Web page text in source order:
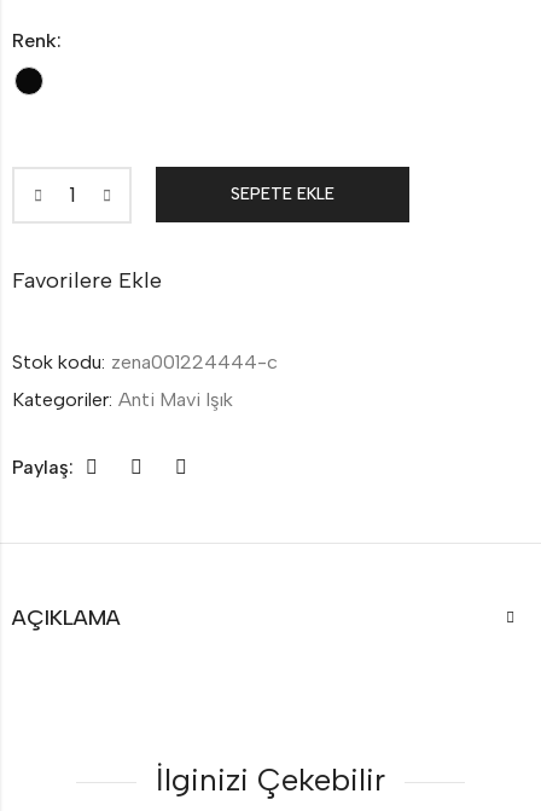
Renk:
SEPETE EKLE
Favorilere Ekle
Stok kodu: zena001224444-c
Kategoriler: Anti Mavi Işık
Paylaş:
AÇIKLAMA
İlginizi Çekebilir